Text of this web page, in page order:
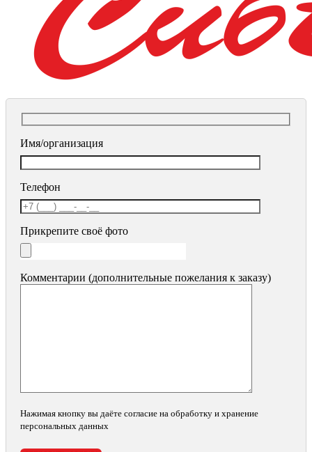
Имя/организация
Телефон
Прикрепите своё фото
Комментарии (дополнительные пожелания к заказу)
Нажимая кнопку вы даёте согласие на обработку и хранение
персональных данных